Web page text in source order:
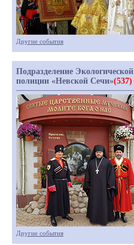
Другие события
Подразделение Экологической
полиции «Невской Сечи»(537)
Другие события